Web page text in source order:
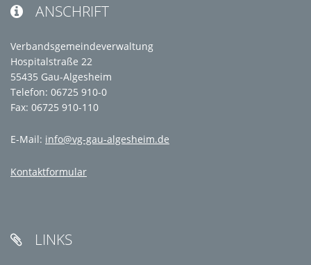
 ANSCHRIFT
Verbandsgemeindeverwaltung
Hospitalstraße 22
55435 Gau-Algesheim
Telefon: 06725 910-0
Fax: 06725 910-110
E-Mail: info@vg-gau-algesheim.de
Kontaktformular
 LINKS